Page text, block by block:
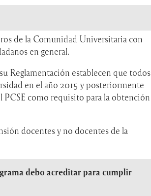
de la Comunidad Universitaria con
en general.
Reglamentación establecen que todos
en el año 2015 y posteriormente
como requisito para la obtención
docentes y no docentes de la
debo acreditar para cumplir